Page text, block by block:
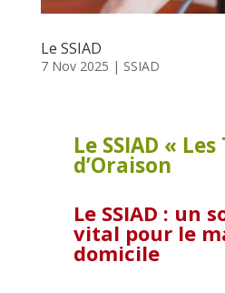
Le SSIAD
7 Nov 2025 | SSIAD
Le SSIAD «
d’Oraison
Le SSIAD : un
vital pour le
domicile